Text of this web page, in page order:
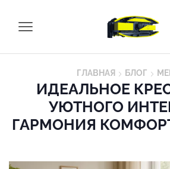
ГЛАВНАЯ БЛОГ
ИДЕАЛЬНОЕ
УЮТНОГО
ГАРМОНИЯ